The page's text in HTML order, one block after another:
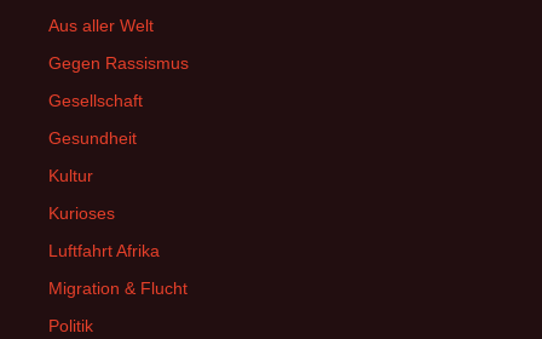
Aus aller Welt
Gegen Rassismus
Gesellschaft
Gesundheit
Kultur
Kurioses
Luftfahrt Afrika
Migration & Flucht
Politik